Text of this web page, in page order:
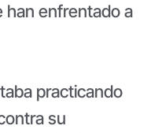
han enfrentado a
practicando
su